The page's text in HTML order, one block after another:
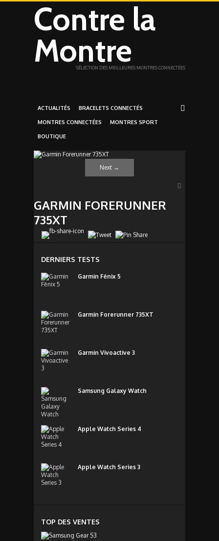
Contre la
Montre
SÉLECTION DES MEILLEURES MONTRES CONNECTÉES
ACTUALITÉS BRACELETS CONNECTÉS
MONTRES CONNECTÉES MONTRES SPORT
BOUTIQUE
Next →
GARMIN FORERUNNER
735XT
DERNIERS TESTS
Garmin Fēnix 5
Garmin Forerunner 735XT
Garmin Vivoactive 3
Samsung Galaxy Watch
Apple Watch Series 4
Apple Watch Series 3
TOP DES VENTES